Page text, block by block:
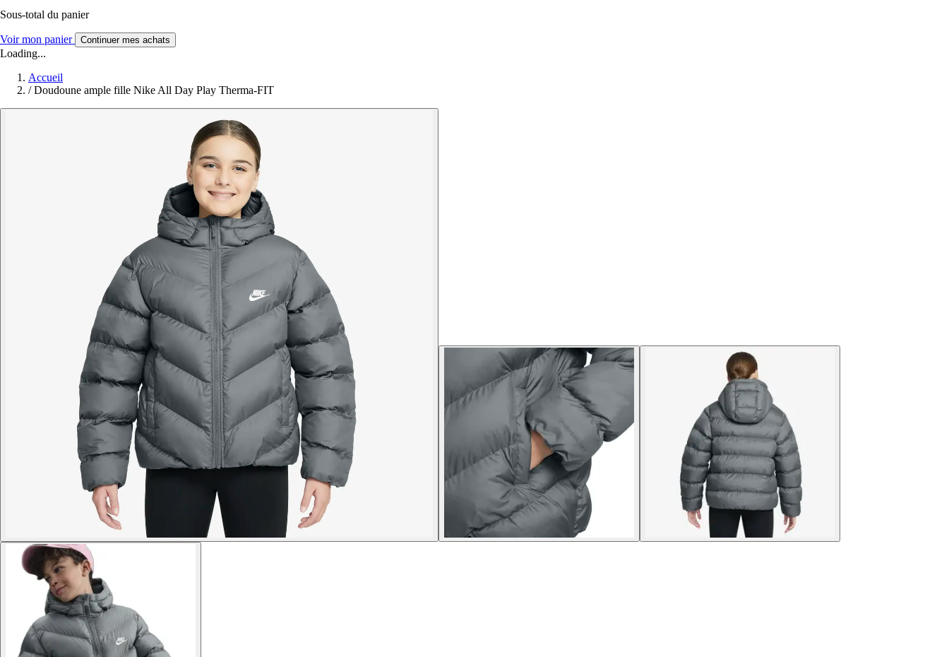
Sous-total du panier
Voir mon panier Continuer mes achats
Loading...
Accueil
/ Doudoune ample fille Nike All Day Play Therma-FIT